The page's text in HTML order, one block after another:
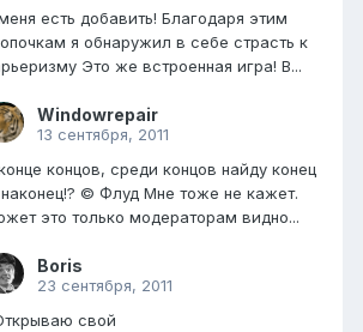
есть добавить! Благодаря этим
я обнаружил в себе страсть к
Это же встроенная игра! В...
Windowrepair
13 сентября, 2011
концов, среди концов найду конец
наконец!? © Флуд Мне тоже не кажет.
это только модераторам видно...
Boris
23 сентября, 2011
свой